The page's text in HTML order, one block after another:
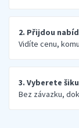
2. Přijdou
Vidíte cenu,
3. Vyberete
Bez závazku,